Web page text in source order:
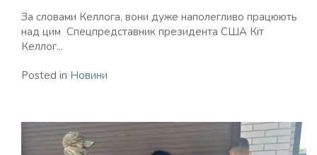
За словами Келлога, вони дуже наполегливо працюють
над цим Спецпредставник президента США Кіт
Келлог...
Posted in Новини